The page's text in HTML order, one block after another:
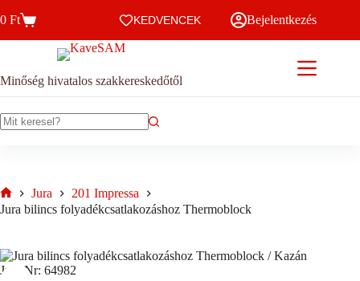
to
Kosár
0 Ft KEDVENCEK Bejelentkezés
Minőség hivatalos szakkereskedőtől
Home
Jura
201 Impressa
Jura bilincs folyadékcsatlakozáshoz Thermoblock